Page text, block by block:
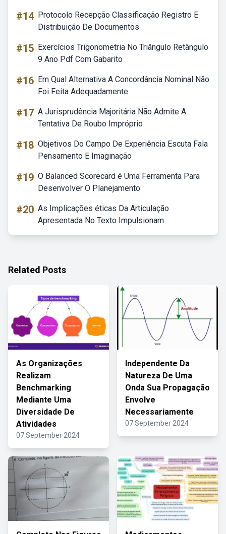
#14 Protocolo Recepção Classificação Registro E
Distribuição De Documentos
#15 Exercícios Trigonometria No Triângulo Retângulo
9 Ano Pdf Com Gabarito
#16 Em Qual Alternativa A Concordância Nominal Não
Foi Feita Adequadamente
#17 A Jurisprudência Majoritária Não Admite A
Tentativa De Roubo Impróprio
#18 Objetivos Do Campo De Experiência Escuta Fala
Pensamento E Imaginação
#19 O Balanced Scorecard é Uma Ferramenta Para
Desenvolver O Planejamento
#20 As Implicações éticas Da Articulação
Apresentada No Texto Impulsionam
Related Posts
As Organizações
Realizam
Benchmarking
Mediante Uma
Diversidade De
Atividades
07 September 2024
Independente Da
Natureza De Uma
Onda Sua Propagação
Envolve
Necessariamente
07 September 2024